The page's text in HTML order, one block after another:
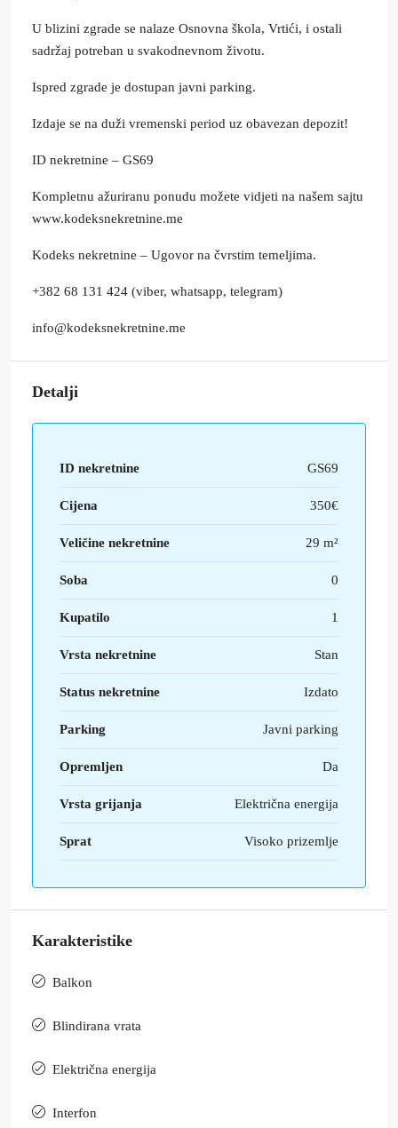
U blizini zgrade se nalaze Osnovna škola, Vrtići, i ostali
sadržaj potreban u svakodnevnom životu.
Ispred zgrade je dostupan javni parking.
Izdaje se na duži vremenski period uz obavezan depozit!
ID nekretnine – GS69
Kompletnu ažuriranu ponudu možete vidjeti na našem sajtu
www.kodeksnekretnine.me
Kodeks nekretnine – Ugovor na čvrstim temeljima.
+382 68 131 424 (viber, whatsapp, telegram)
info@kodeksnekretnine.me
Detalji
ID nekretnine GS69
Cijena 350€
Veličine nekretnine 29 m²
Soba 0
Kupatilo 1
Vrsta nekretnine Stan
Status nekretnine Izdato
Parking Javni parking
Opremljen Da
Vrsta grijanja Električna energija
Sprat Visoko prizemlje
Karakteristike
Balkon
Blindirana vrata
Električna energija
Interfon